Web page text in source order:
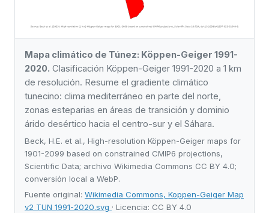
Mapa climático de Túnez: Köppen-Geiger 1991-
2020. Clasificación Köppen-Geiger 1991-2020 a 1 km
de resolución. Resume el gradiente climático
tunecino: clima mediterráneo en parte del norte,
zonas esteparias en áreas de transición y dominio
árido desértico hacia el centro-sur y el Sáhara.
Beck, H.E. et al., High-resolution Köppen-Geiger maps for
1901-2099 based on constrained CMIP6 projections,
Scientific Data; archivo Wikimedia Commons CC BY 4.0;
conversión local a WebP.
Fuente original: Wikimedia Commons, Koppen-Geiger Map
v2 TUN 1991-2020.svg · Licencia: CC BY 4.0